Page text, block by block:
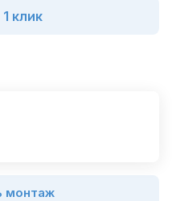
клик
монтаж